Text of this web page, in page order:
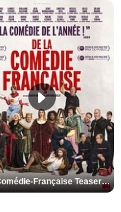
De la Comédie-Française Teaser VF